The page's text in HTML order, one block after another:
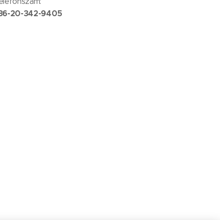
20-342-9405